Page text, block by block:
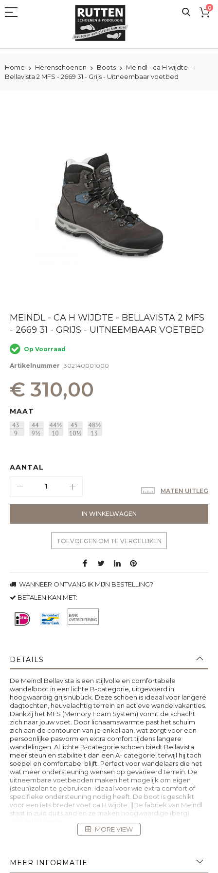
naar
0
Home Herenschoenen Boots
Meindl - ca H wijdte -
Bellavista 2 MFS - 2669 31 - Grijs - Uitneembaar voetbed
Ga
het
van
de
afbeeldingen-
MEINDL - CA H WIJDTE - BELLAVISTA 2 MFS
- 2669 31 - GRIJS - UITNEEMBAAR VOETBED
Op Voorraad
Artikelnummer 302140001000
€ 310,00
MAAT
AANTAL
IN WINKELWAGEN
MATEN UITLEG
TOEVOEGEN OM TE VERGELIJKEN
WANNEER ONTVANG IK MIJN BESTELLING?
BETALEN KAN MET:
DETAILS
De Meindl Bellavista is een stijlvolle en comfortabele
wandelboot in een lichte B-categorie, uitgevoerd in
hoogwaardig grijs nubuck. Deze schoen is ideaal voor langere
dagtochten, heuvelachtig terrein en actieve wandelvakanties.
Dankzij het MFS (Memory Foam System) vormt de schacht
zich naar jouw voet. Door lichaamswarmte past het schuim
zich aan de contouren van je enkel aan, wat zorgt voor een
persoonlijke pasvorm en extra comfort tijdens langere
wandelingen. Al lichte B-categorie schoen biedt Bellavista
meer steun en stabiliteit dan een A- categorie, terwijl hij toch
soepel en comfortabel blijft. Perfect voor wandelaars die net
wat meer ondersteuning wensen op gevarieerd terrein. De
uitneembare voetbedden maken het mogelijk om eigen
(steun)zolen te gebruiken. Ideaal voor wie extra comfort of
specifieke ondersteuning nodig heeft. De boot is geschikt
voor een iets breder voet ca H wijdte. ||De fabriek van Meindl
staat in zuid duitsland en ze maken hoogwaardige (berg)
MORE VIEW
MEER INFORMATIE